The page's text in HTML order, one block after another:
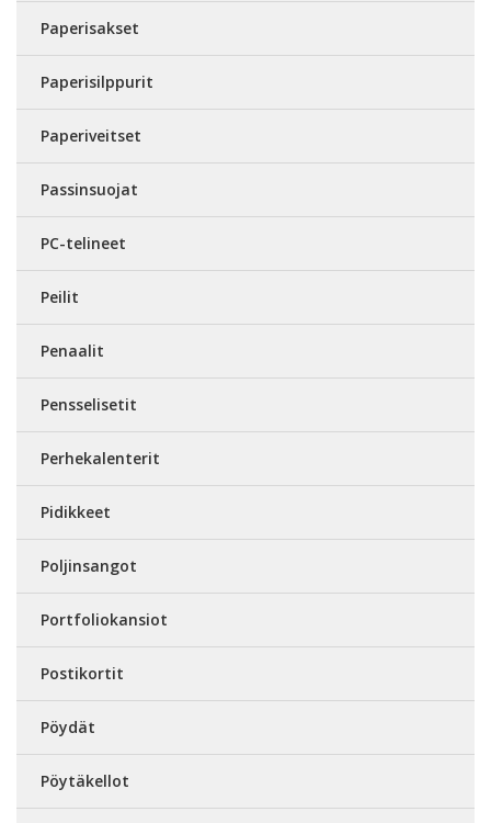
Paperisakset
Paperisilppurit
Paperiveitset
Passinsuojat
PC-telineet
Peilit
Penaalit
Pensselisetit
Perhekalenterit
Pidikkeet
Poljinsangot
Portfoliokansiot
Postikortit
Pöydät
Pöytäkellot